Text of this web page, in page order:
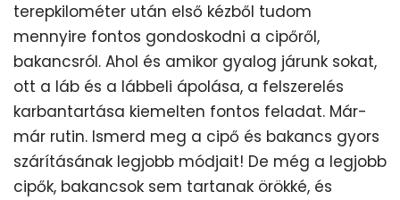
terepkilométer után első kézből tudom
mennyire fontos gondoskodni a cipőről,
bakancsról. Ahol és amikor gyalog járunk sokat,
ott a láb és a lábbeli ápolása, a felszerelés
karbantartása kiemelten fontos feladat. Már-
már rutin. Ismerd meg a cipő és bakancs gyors
szárításának legjobb módjait! De még a legjobb
cipők, bakancsok sem tartanak örökké, és